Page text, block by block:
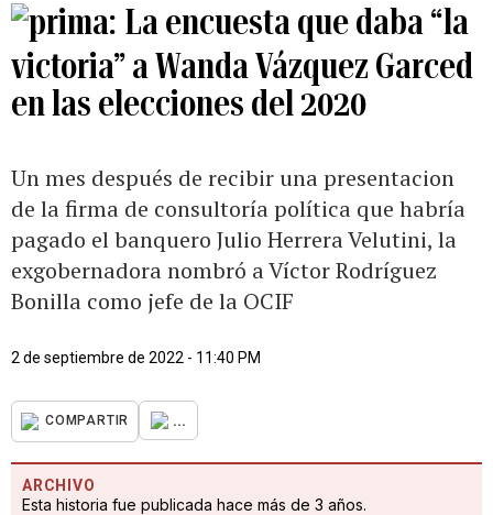
La encuesta que daba “la
victoria” a Wanda Vázquez Garced
en las elecciones del 2020
Un mes después de recibir una presentacion
de la firma de consultoría política que habría
pagado el banquero Julio Herrera Velutini, la
exgobernadora nombró a Víctor Rodríguez
Bonilla como jefe de la OCIF
2 de septiembre de 2022 - 11:40 PM
COMPARTIR ...
ARCHIVO
Esta historia fue publicada hace más de 3 años.